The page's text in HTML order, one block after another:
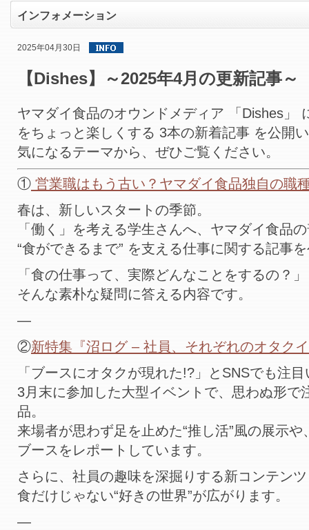
インフォメーション
2025年04月30日
【Dishes】～2025年4月の更新記事～
ヤマダイ食品のオウンドメディア 「Dishes」
をちょっと楽しくする 3本の新着記事 を公開
気になるテーマから、ぜひご覧ください。
① 営業職はもう古い？ヤマダイ食品独自の職
春は、新しいスタートの季節。
「働く」を考える学生さんへ、ヤマダイ食品
“食ができるまで” を支える仕事に関する記事
「食の仕事って、実際どんなことをするの？」
そんな素朴な疑問に答える内容です。
—
②新特集『沼ログ – 社員、それぞれのオタク
「ブースにオタクが現れた!?」とSNSでも注
3月末に参加した大型イベントで、思わぬ形で
品。
来場者が思わず足を止めた“推し活”風の展示
ブースをレポートしています。
さらに、社員の趣味を深掘りする新コンテン
食だけじゃない“好きの世界”が広がります。
—